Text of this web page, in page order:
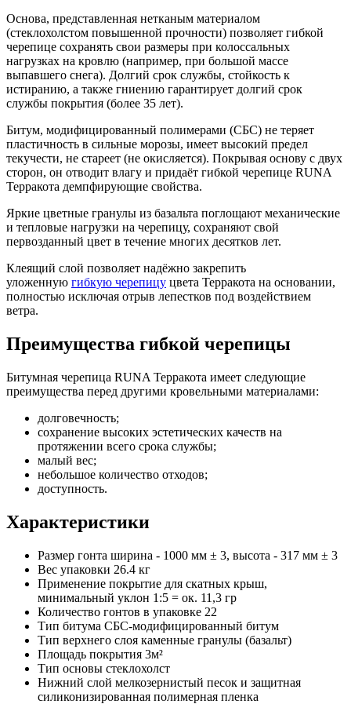
Основа, представленная нетканым материалом
(стеклохолстом повышенной прочности) позволяет гибкой
черепице сохранять свои размеры при колоссальных
нагрузках на кровлю (например, при большой массе
выпавшего снега). Долгий срок службы, стойкость к
истиранию, а также гниению гарантирует долгий срок
службы покрытия (более 35 лет).
Битум, модифицированный полимерами (СБС) не теряет
пластичность в сильные морозы, имеет высокий предел
текучести, не стареет (не окисляется). Покрывая основу с двух
сторон, он отводит влагу и придаёт гибкой черепице RUNA
Терракота демпфирующие свойства.
Яркие цветные гранулы из базальта поглощают механические
и тепловые нагрузки на черепицу, сохраняют свой
первозданный цвет в течение многих десятков лет.
Клеящий слой позволяет надёжно закрепить
уложенную гибкую черепицу цвета Терракота на основании,
полностью исключая отрыв лепестков под воздействием
ветра.
Преимущества гибкой черепицы
Битумная черепица RUNA Терракота имеет следующие
преимущества перед другими кровельными материалами:
долговечность;
сохранение высоких эстетических качеств на
протяжении всего срока службы;
малый вес;
небольшое количество отходов;
доступность.
Характеристики
Размер гонта ширина - 1000 мм ± 3, высота - 317 мм ± 3
Вес упаковки 26.4 кг
Применение покрытие для скатных крыш,
минимальный уклон 1:5 = ок. 11,3 гр
Количество гонтов в упаковке 22
Тип битума СБС-модифицированный битум
Тип верхнего слоя каменные гранулы (базальт)
Площадь покрытия 3м²
Тип основы стеклохолст
Нижний слой мелкозернистый песок и защитная
силиконизированная полимерная пленка